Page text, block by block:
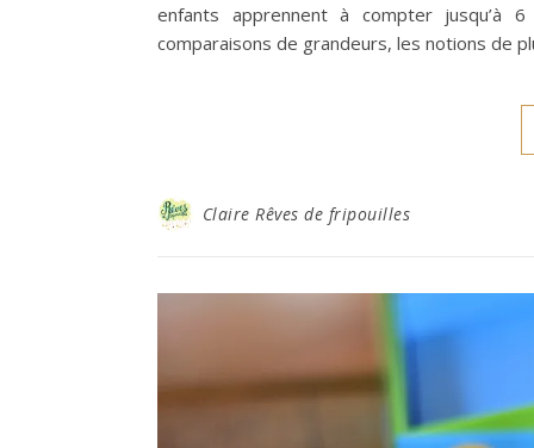
enfants apprennent à compter
comparaisons de grandeurs, les notions de
Claire Rêves de fripouilles